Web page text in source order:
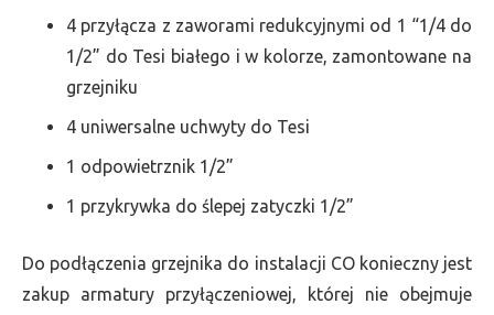
4 przyłącza z zaworami redukcyjnymi od 1 “1/4 do
1/2” do Tesi białego i w kolorze, zamontowane na
grzejniku
4 uniwersalne uchwyty do Tesi
1 odpowietrznik 1/2”
1 przykrywka do ślepej zatyczki 1/2”
Do podłączenia grzejnika do instalacji CO konieczny jest
zakup armatury przyłączeniowej, której nie obejmuje